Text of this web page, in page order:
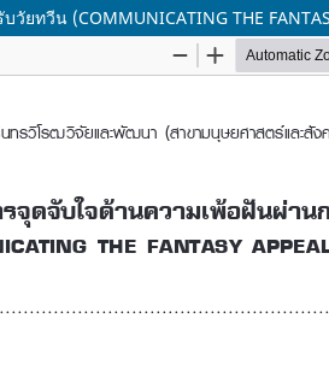
น (COMMUNICATING THE FANTASY